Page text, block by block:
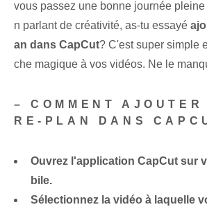
vous passez une bonne journée
n parlant de créativité, as-tu essayé
an dans CapCut? C'est super simple
che magique à vos vidéos. Ne le
– COMMENT AJOUTER
RE-PLAN DANS
Ouvrez l'application CapCut sur
bile.
Sélectionnez la vidéo à laquelle